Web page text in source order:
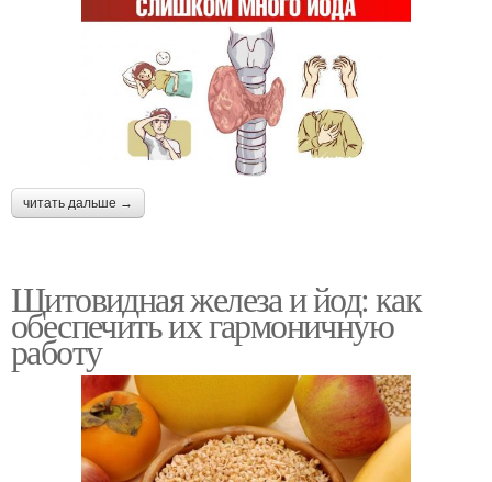
читать дальше →
Щитовидная железа и йод: как
обеспечить их гармоничную
работу